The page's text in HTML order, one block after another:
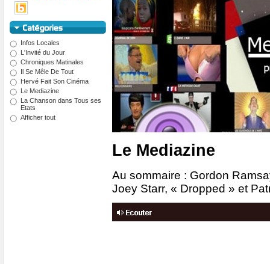
Le Mediazine
Au sommaire : Gordon
Joey Starr, « Dropped » et
Infos Locales
L'Invité du Jour
Chroniques Matinales
Il Se Mêle De Tout
Hervé Fait Son Cinéma
Le Mediazine
La Chanson dans Tous ses
Etats
Afficher tout